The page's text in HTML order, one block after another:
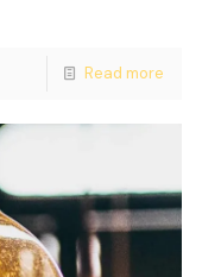
Read more